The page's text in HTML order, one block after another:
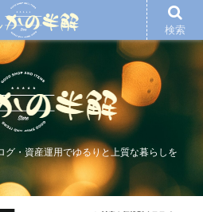
グ・資産運用でゆるりと上質な暮らしを
検索